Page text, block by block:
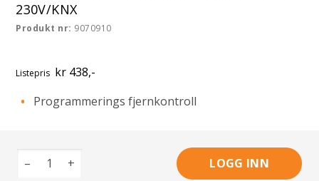
230V/KNX
Produkt nr: 9070910
Listepris kr 438,-
Programmerings fjernkontroll
– + LOGG INN